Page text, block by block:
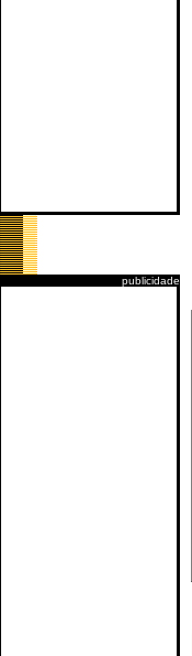
publicidade